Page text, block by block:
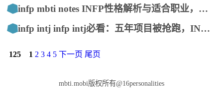
infp mbti notes INFP性格解析与适合职业，帮你深入了解理想主义者
infp intj infp intj必看：五年项目被抢跑，INTJ老陈的崩溃与觉醒
125 1 2 3 4 5 下一页 尾页
mbti.mobi版权所有@16personalities